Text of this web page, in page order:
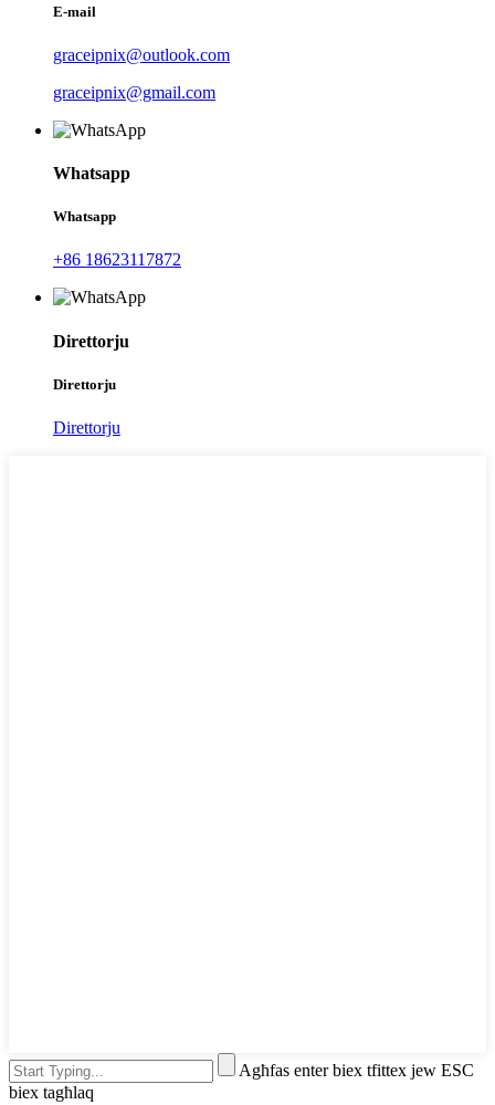
E-mail
graceipnix@outlook.com
graceipnix@gmail.com
Whatsapp
Whatsapp
+86 18623117872
Direttorju
Direttorju
Direttorju
Agħfas enter biex tfittex jew ESC
biex tagħlaq